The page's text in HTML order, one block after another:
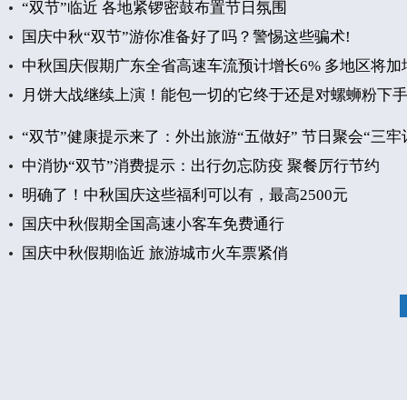
“双节”临近 各地紧锣密鼓布置节日氛围
国庆中秋“双节”游你准备好了吗？警惕这些骗术!
中秋国庆假期广东全省高速车流预计增长6% 多地区将加
月饼大战继续上演！能包一切的它终于还是对螺蛳粉下
“双节”健康提示来了：外出旅游“五做好” 节日聚会“三牢
中消协“双节”消费提示：出行勿忘防疫 聚餐厉行节约
明确了！中秋国庆这些福利可以有，最高2500元
国庆中秋假期全国高速小客车免费通行
国庆中秋假期临近 旅游城市火车票紧俏